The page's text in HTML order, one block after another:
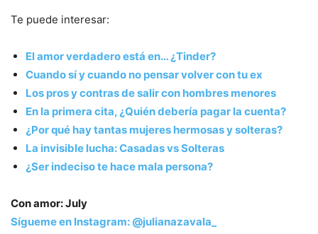
Te puede interesar:
El amor verdadero está en… ¿Tinder?
Cuando sí y cuando no pensar volver con tu ex
Los pros y contras de salir con hombres menores
En la primera cita, ¿Quién debería pagar la cuenta?
¿Por qué hay tantas mujeres hermosas y solteras?
La invisible lucha: Casadas vs Solteras
¿Ser indeciso te hace mala persona?
Con amor: July
Sígueme en Instagram: @julianazavala_